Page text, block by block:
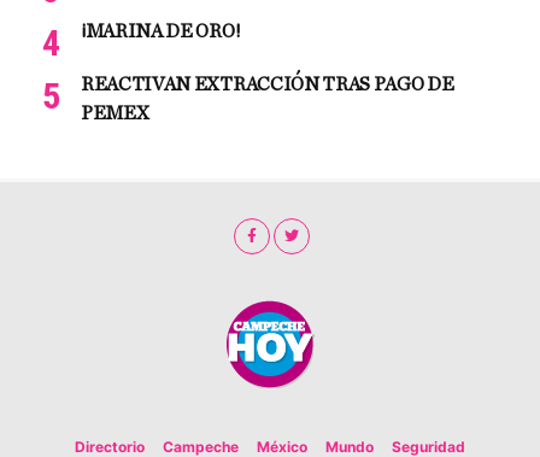
¡MARINA DE ORO!
REACTIVAN EXTRACCIÓN TRAS PAGO DE
PEMEX
Directorio Campeche México Mundo Seguridad